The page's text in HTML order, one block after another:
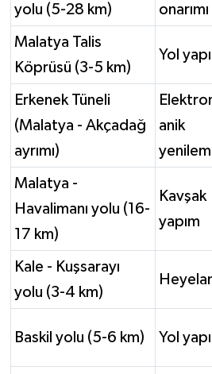
yolu (5-28 km) onarımı
Malatya Talis
Köprüsü (3-5 km)
Yol
Erkenek Tüneli
(Malatya - Akçadağ
ayrımı)
anik
Malatya -
Havalimanı yolu (16-
17 km)
Kavşak
yapım
Kale - Kuşsarayı
yolu (3-4 km)
Baskil yolu (5-6 km) Yol